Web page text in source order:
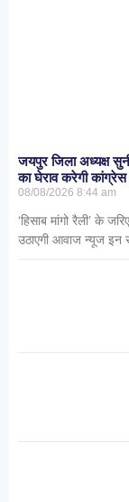
जयपुर जिला अध्यक्ष
का घेराव करेगी कांग्रेस
08/08/2026 8:44 am
‘हिसाब मांगो रैली’ के
उठाएगी आवाज न्यूज इन